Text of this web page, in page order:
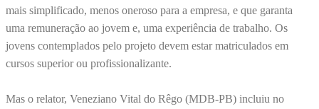
mais simplificado, menos oneroso para a empresa, e que garanta
uma remuneração ao jovem e, uma experiência de trabalho. Os
jovens contemplados pelo projeto devem estar matriculados em
cursos superior ou profissionalizante.
Mas o relator, Veneziano Vital do Rêgo (MDB-PB) incluiu no